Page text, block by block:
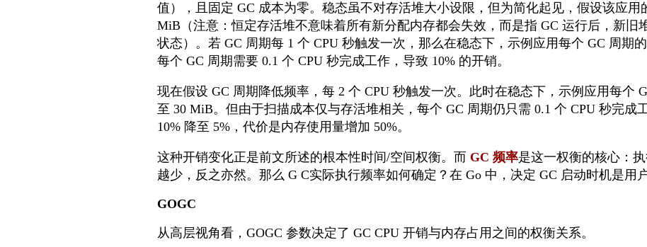
值），且固定 GC 成本为零。稳态虽不对存活堆大小设限，但为简化起见，假设该应用
MiB（注意：恒定存活堆不意味着所有新分配内存都会失效，而是指 GC 运行后，新旧
状态）。若 GC 周期每 1 个 CPU 秒触发一次，那么在稳态下，示例应用每个 GC 周期
每个 GC 周期需要 0.1 个 CPU 秒完成工作，导致 10% 的开销。
现在假设 GC 周期降低频率，每 2 个 CPU 秒触发一次。此时在稳态下，示例应用每个
至 30 MiB。但由于扫描成本仅与存活堆相关，每个 GC 周期仍只需 0.1 个 CPU 秒完成
10% 降至 5%，代价是内存使用量增加 50%。
这种开销变化正是前文所述的根本性时间/空间权衡。而 GC 频率是这一权衡的核心：
越少，反之亦然。那么 G C实际执行频率如何确定？在 Go 中，决定 GC 启动时机是用
GOGC
从高层视角看，GOGC 参数决定了 GC CPU 开销与内存占用之间的权衡关系。